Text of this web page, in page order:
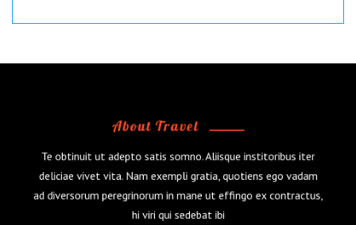
About Travel
Te obtinuit ut adepto satis somno. Aliisque institoribus iter
deliciae vivet vita. Nam exempli gratia, quotiens ego vadam
ad diversorum peregrinorum in mane ut effingo ex contractus,
hi viri qui sedebat ibi